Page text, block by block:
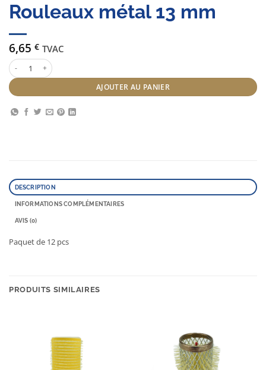
Rouleaux métal 13 mm
6,65 € TVAC
quantité de Rouleaux métal 13 mm
AJOUTER AU PANIER
DESCRIPTION
INFORMATIONS COMPLÉMENTAIRES
AVIS (0)
Paquet de 12 pcs
PRODUITS SIMILAIRES